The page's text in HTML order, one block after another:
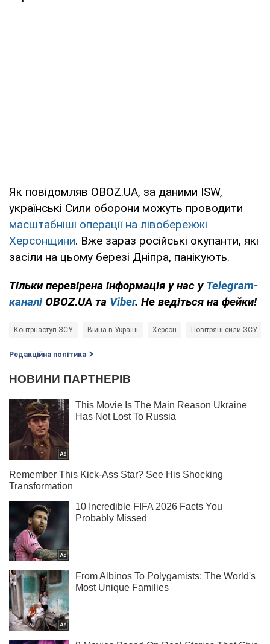
Як повідомляв OBOZ.UA, за даними ISW,
українські Сили оборони можуть проводити
масштабніші операції на лівобережжі
Херсонщини. Вже зараз російські окупанти, які
засіли на цьому березі Дніпра, панікують.
Тільки перевірена інформація у нас у Telegram-
каналі OBOZ.UA та Viber. Не ведіться на фейки!
Контрнаступ ЗСУ Війна в Україні Херсон Повітряні сили ЗСУ
Редакційна політика